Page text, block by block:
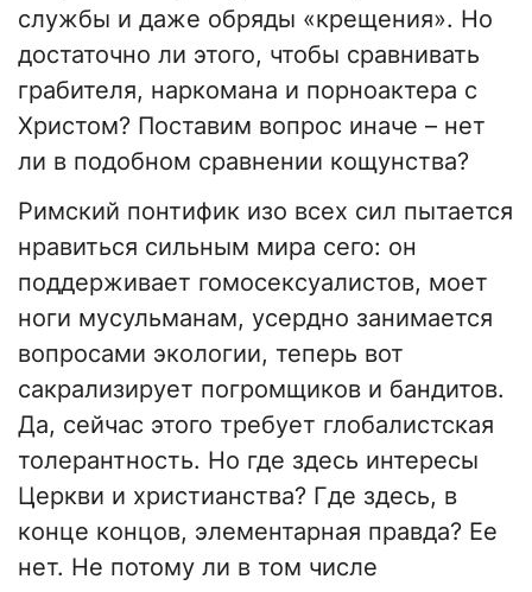
службы и даже обряды «крещения». Но
достаточно ли этого, чтобы сравнивать
грабителя, наркомана и порноактера с
Христом? Поставим вопрос иначе – нет
ли в подобном сравнении кощунства?
Римский понтифик изо всех сил пытается
нравиться сильным мира сего: он
поддерживает гомосексуалистов, моет
ноги мусульманам, усердно занимается
вопросами экологии, теперь вот
сакрализирует погромщиков и бандитов.
Да, сейчас этого требует глобалистская
толерантность. Но где здесь интересы
Церкви и христианства? Где здесь, в
конце концов, элементарная правда? Ее
нет. Не потому ли в том числе